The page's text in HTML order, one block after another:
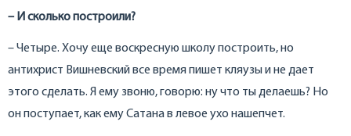
– И сколько построили?
– Четыре. Хочу еще воскресную школу построить, но
антихрист Вишневский все время пишет кляузы и не дает
этого сделать. Я ему звоню, говорю: ну что ты делаешь? Но
он поступает, как ему Сатана в левое ухо нашепчет.